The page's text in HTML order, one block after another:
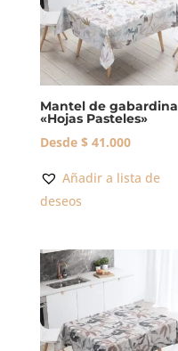
Mantel de gabardina
«Hojas Pasteles»
Desde $41.000
Añadir a lista de
deseos